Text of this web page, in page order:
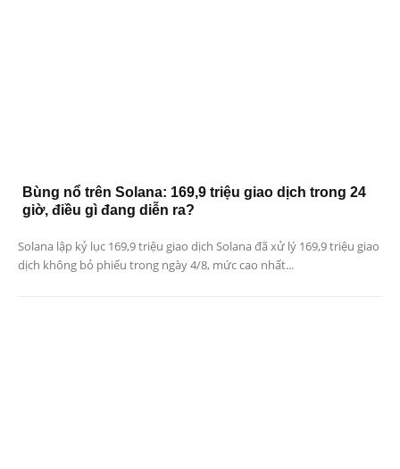
Bùng nổ trên Solana: 169,9 triệu giao dịch trong 24
giờ, điều gì đang diễn ra?
Solana lập kỷ lục 169,9 triệu giao dịch Solana đã xử lý 169,9 triệu giao
dịch không bỏ phiếu trong ngày 4/8, mức cao nhất...